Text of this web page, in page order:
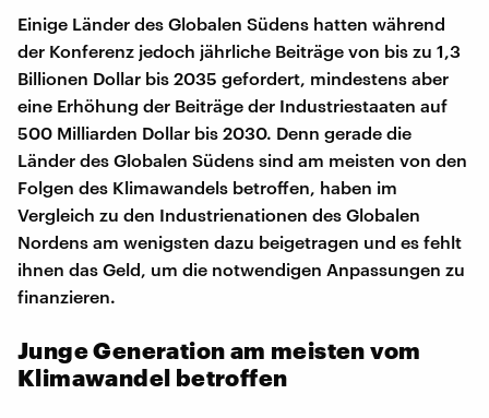
Einige Länder des Globalen Südens hatten während
der Konferenz jedoch jährliche Beiträge von bis zu 1,3
Billionen Dollar bis 2035 gefordert, mindestens aber
eine Erhöhung der Beiträge der Industriestaaten auf
500 Milliarden Dollar bis 2030. Denn gerade die
Länder des Globalen Südens sind am meisten von den
Folgen des Klimawandels betroffen, haben im
Vergleich zu den Industrienationen des Globalen
Nordens am wenigsten dazu beigetragen und es fehlt
ihnen das Geld, um die notwendigen Anpassungen zu
finanzieren.
Junge Generation am meisten vom
Klimawandel betroffen